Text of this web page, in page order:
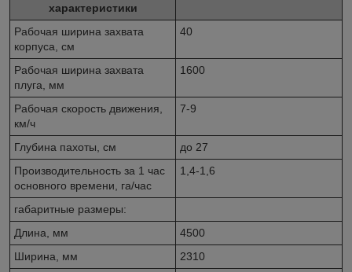
характеристики
Рабочая ширина захвата
корпуса, см
40
Рабочая ширина захвата
плуга, мм
1600
Рабочая скорость движения,
км/ч
7-9
Глубина пахоты, см
до 27
Производительность за 1 час
основного времени, га/час
1,4-1,6
габаритные размеры:
Длина, мм
4500
Ширина, мм
2310